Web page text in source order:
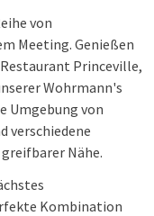
von
Meeting. Genießen
Princeville,
Wohrmann's
Umgebung von
verschiedene
Nähe.
Kombination